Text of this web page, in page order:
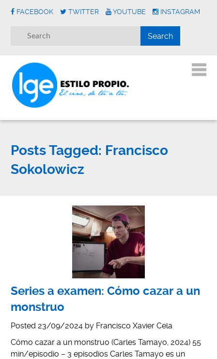
FACEBOOK TWITTER YOUTUBE INSTAGRAM
Posts Tagged: Francisco
Sokolowicz
Series a examen: Cómo cazar a un
monstruo
Posted 23/09/2024 by Francisco Xavier Cela
Cómo cazar a un monstruo (Carles Tamayo, 2024) 55
min/episodio – 3 episodios Carles Tamayo es un